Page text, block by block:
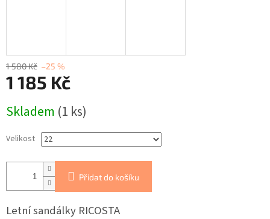
1 580 Kč –25 %
1 185 Kč
cena:
Skladem (1 ks)
Velikost
Přidat do košíku
Letní sandálky RICOSTA